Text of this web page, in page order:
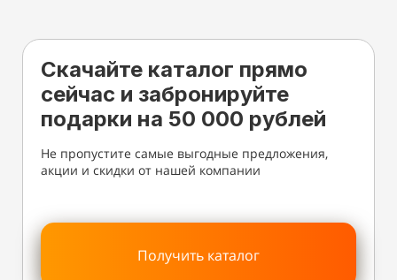
Скачайте каталог прямо
сейчас и забронируйте
подарки на 50 000 рублей
Не пропустите самые выгодные предложения,
акции и скидки от нашей компании
Получить каталог